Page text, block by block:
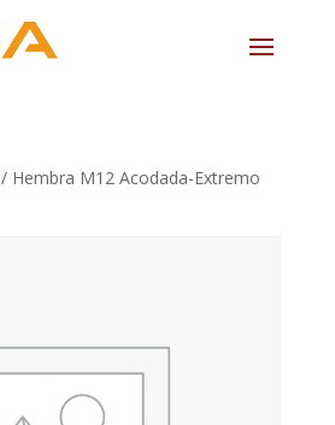
/ Hembra M12 Acodada-Extremo